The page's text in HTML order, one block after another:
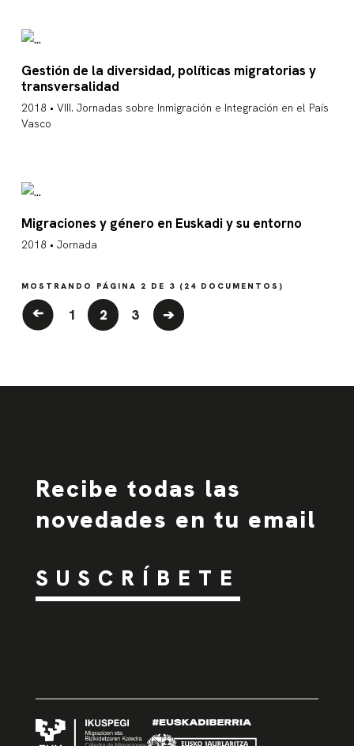
Gestión de la diversidad, políticas migratorias y
transversalidad
2018 • VIII. Jornadas sobre Inmigración e Integración en el País
Vasco
Migraciones y género en Euskadi y su entorno
2018 • Jornada
MOSTRANDO PÁGINA 2 DE 3 ( 24 DOCUMENTOS)
➔ 1 2 3 ➔
Recibe todas las
novedades en tu email
SUSCRÍBETE